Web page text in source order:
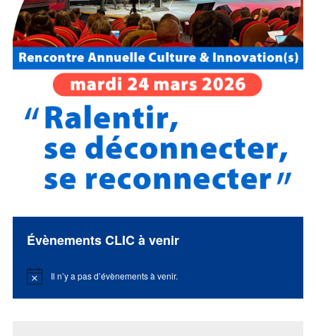
Évènements CLIC à venir
Notice Il n’y a pas d’évènements à venir.